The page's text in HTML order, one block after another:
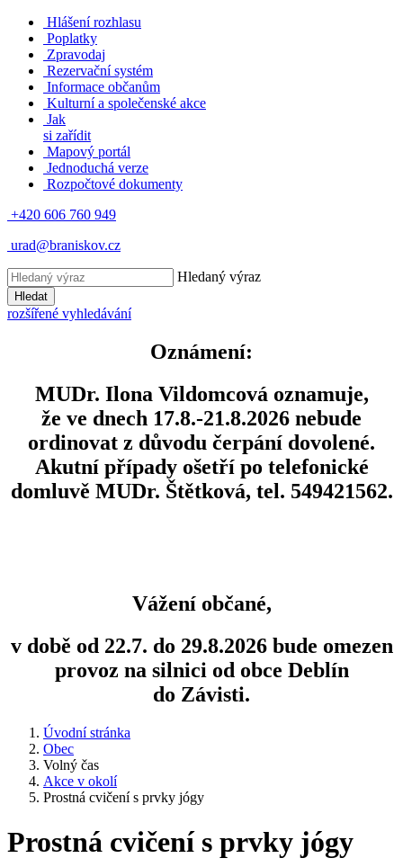
Hlášení rozhlasu
Poplatky
Zpravodaj
Rezervační systém
Informace občanům
Kulturní a společenské akce
Jak
si zařídit
Mapový portál
Jednoduchá verze
Rozpočtové dokumenty
+420 606 760 949
urad@braniskov.cz
Hledaný výraz
Hledat
rozšířené vyhledávání
Oznámení:
MUDr. Ilona Vildomcová oznamuje,
že ve dnech 17.8.-21.8.2026 nebude
ordinovat z důvodu čerpání dovolené.
Akutní případy ošetří po telefonické
domluvě MUDr. Štětková, tel. 549421562.
Vážení občané,
v době od 22.7. do 29.8.2026 bude omezen
provoz na silnici od obce Deblín
do Závisti.
Úvodní stránka
Obec
Volný čas
Akce v okolí
Prostná cvičení s prvky jógy
Prostná cvičení s prvky jógy